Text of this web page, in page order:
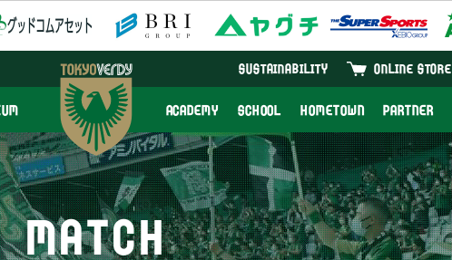
ONLINE STORE
SUSTAINABILITY
ACADEMY SCHOOL HOMETOWN PARTNER
MATCH